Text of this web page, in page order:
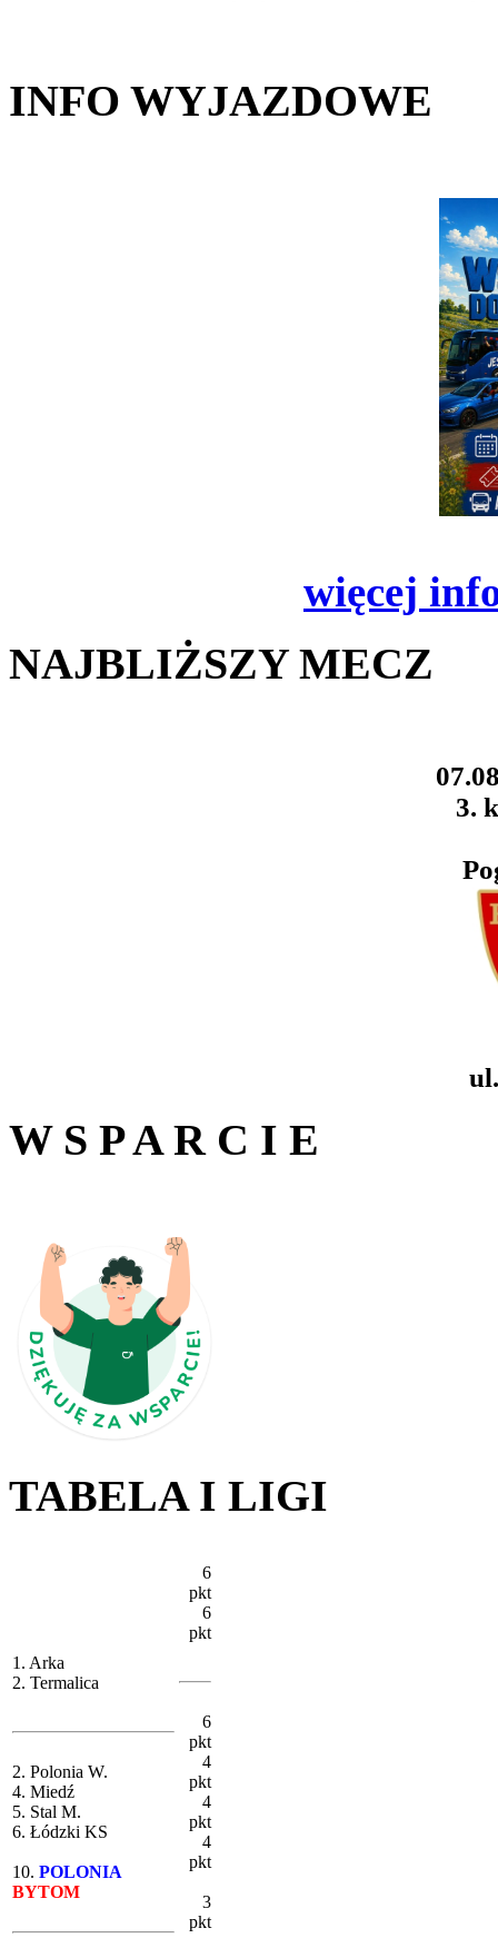
INFO WYJAZDOWE
więcej
NAJBLIŻSZY MECZ
3.
W S P A R C I E
TABELA I LIGI
1. Arka
2. Termalica
2. Polonia W.
4. Miedź
5. Stal M.
6. Łódzki KS
10. POLONIA
BYTOM
6
pkt
6
pkt
6
pkt
4
pkt
4
pkt
4
pkt
3
pkt